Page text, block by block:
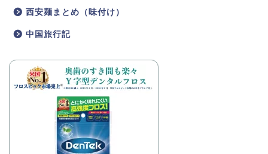
西安麺まとめ（味付け）
中国旅行記